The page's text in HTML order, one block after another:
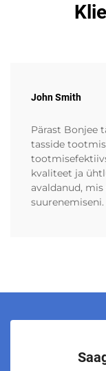
John Smith
Pärast Bonjee
tasside
kvaliteet ja
avaldanud,